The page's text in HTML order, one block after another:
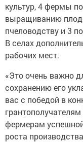
культур, 4 фермы
выращиванию
пчеловодству и 3
В селах
рабочих мест.
«Это очень важно
сохранению его
вас с победой в
фермерам
роста